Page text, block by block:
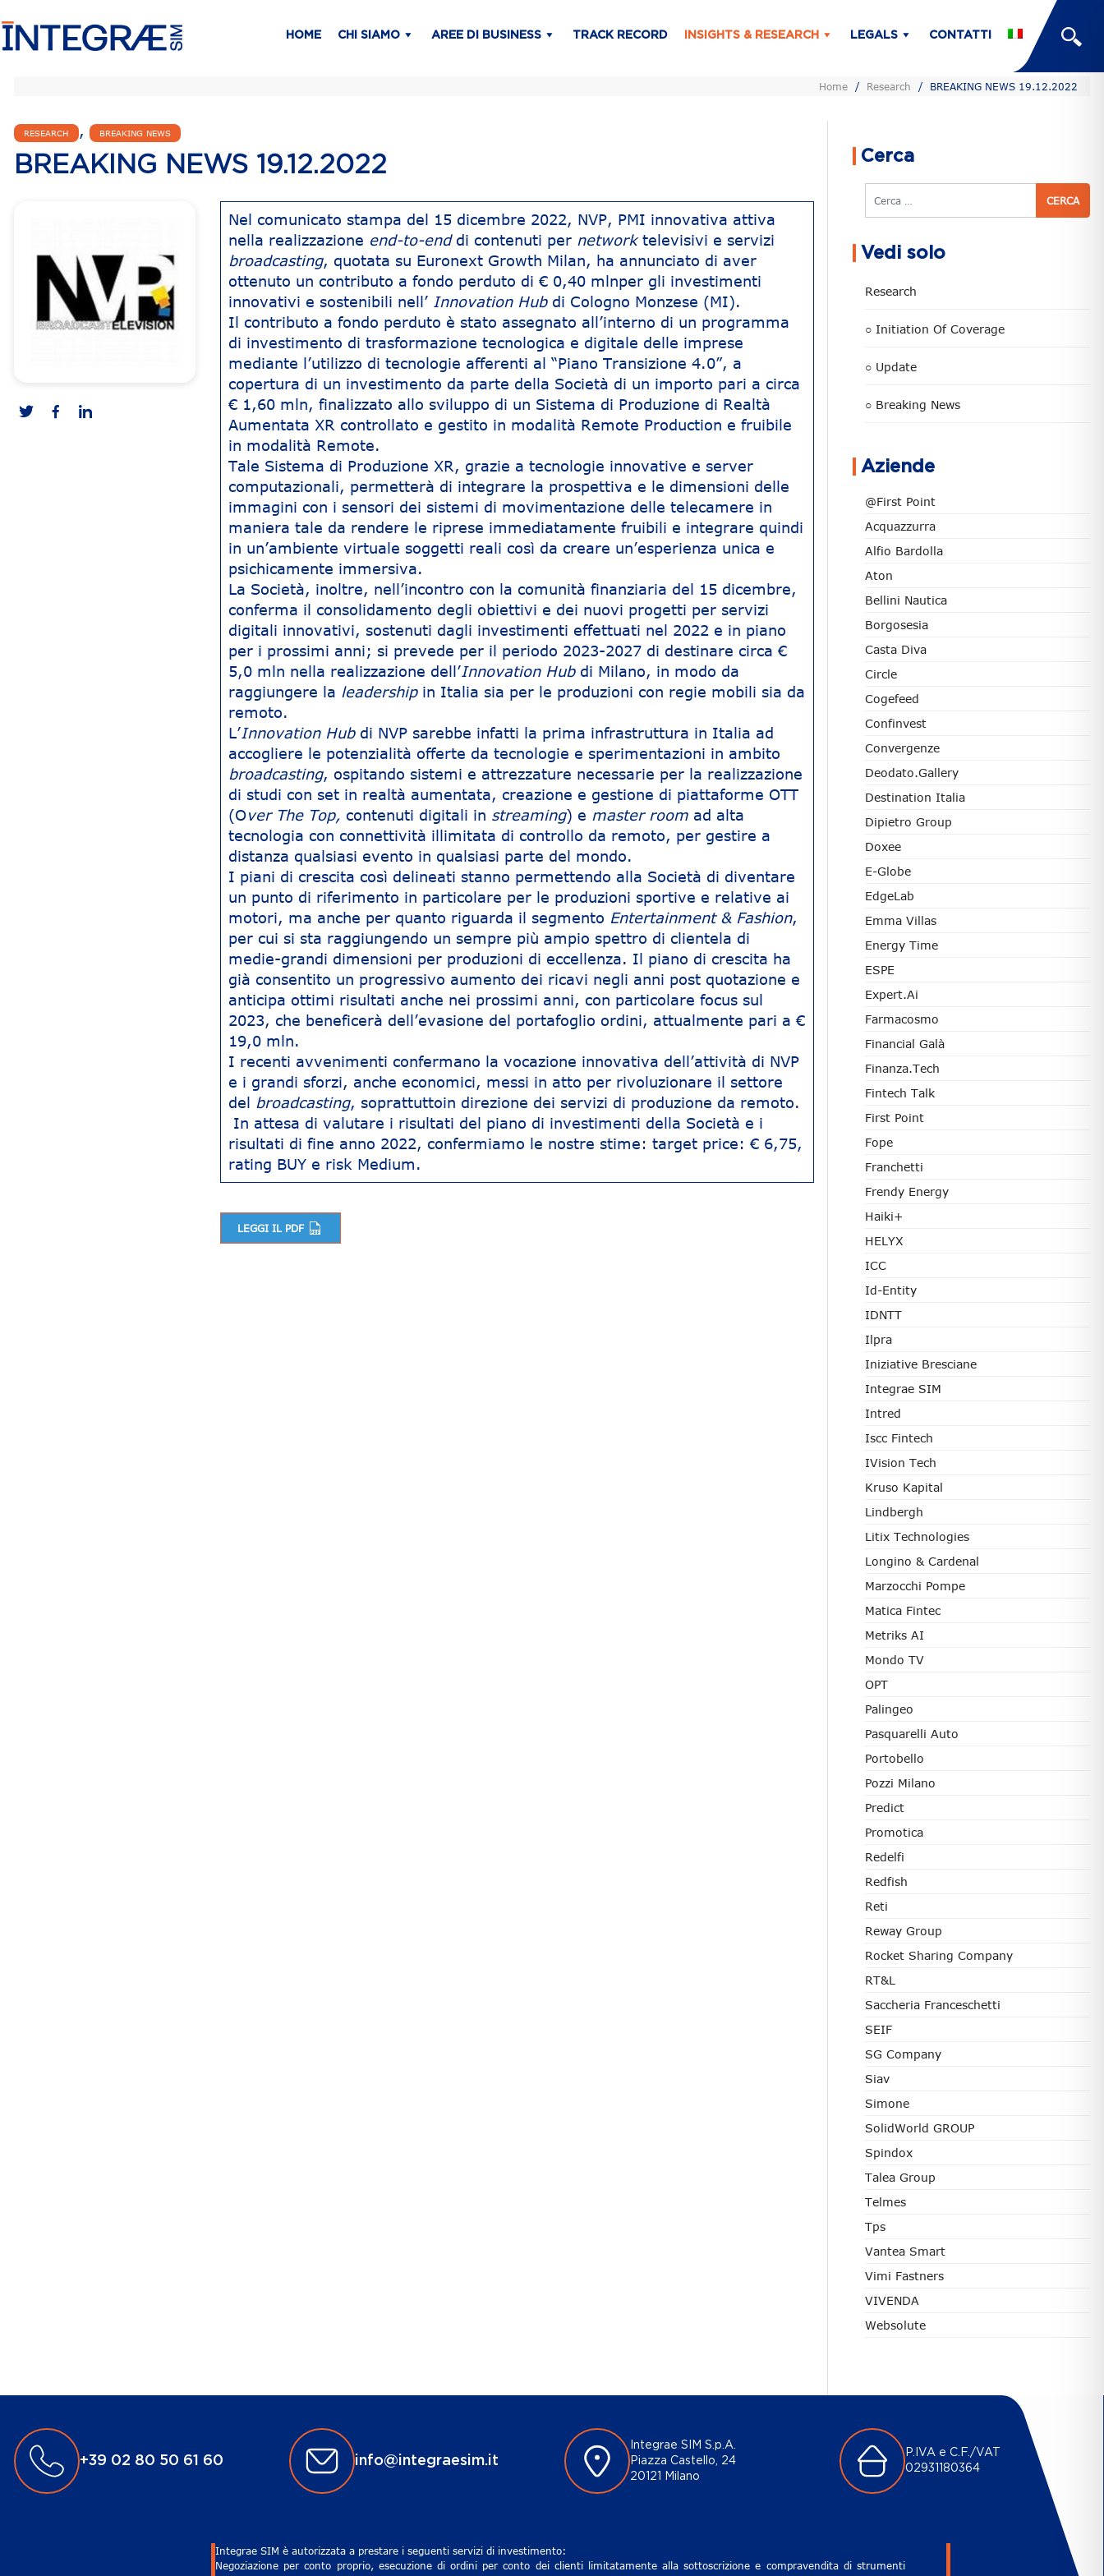
HOME CHI SIAMO AREE DI BUSINESS TRACK RECORD INSIGHTS & RESEARCH LEGALS CONTATTI
Home / Research / BREAKING NEWS 19.12.2022
RESEARCH , BREAKING NEWS
BREAKING NEWS 19.12.2022
Nel comunicato stampa del 15 dicembre 2022, NVP, PMI innovativa attiva
nella realizzazione end-to-enddi contenuti per networktelevisivi e servizi
broadcasting, quotata su Euronext Growth Milan, ha annunciato di aver
ottenuto un contributo a fondo perduto di € 0,40 mlnper gli investimenti
innovativi e sostenibili nell’ Innovation Hubdi Cologno Monzese (MI).
Il contributo a fondo perduto è stato assegnato all’interno di un programma
di investimento di trasformazione tecnologica e digitale delle imprese
mediante l’utilizzo di tecnologie afferenti al “Piano Transizione 4.0”, a
copertura di un investimento da parte della Società di un importo pari a circa
€ 1,60 mln, finalizzato allo sviluppo di un Sistema di Produzione di Realtà
Aumentata XR controllato e gestito in modalità Remote Production e fruibile
in modalità Remote.
Tale Sistema di Produzione XR, grazie a tecnologie innovative e server
computazionali, permetterà di integrare la prospettiva e le dimensioni delle
immagini con i sensori dei sistemi di movimentazione delle telecamere in
maniera tale da rendere le riprese immediatamente fruibili e integrare quindi
in un’ambiente virtuale soggetti reali così da creare un’esperienza unica e
psichicamente immersiva.
La Società, inoltre, nell’incontro con la comunità finanziaria del 15 dicembre,
conferma il consolidamento degli obiettivi e dei nuovi progetti per servizi
digitali innovativi, sostenuti dagli investimenti effettuati nel 2022 e in piano
per i prossimi anni; si prevede per il periodo 2023-2027 di destinare circa €
5,0 mln nella realizzazione dell’Innovation Hubdi Milano, in modo da
raggiungere la leadership in Italia sia per le produzioni con regie mobili sia da
remoto.
L’Innovation Hub di NVP sarebbe infatti la prima infrastruttura in Italia ad
accogliere le potenzialità offerte da tecnologie e sperimentazioni in ambito
broadcasting, ospitando sistemi e attrezzature necessarie per la realizzazione
di studi con set in realtà aumentata, creazione e gestione di piattaforme OTT
(Over The Top, contenuti digitali in streaming) e master room ad alta
tecnologia con connettività illimitata di controllo da remoto, per gestire a
distanza qualsiasi evento in qualsiasi parte del mondo.
I piani di crescita così delineati stanno permettendo alla Società di diventare
un punto di riferimento in particolare per le produzioni sportive e relative ai
motori, ma anche per quanto riguarda il segmento Entertainment & Fashion,
per cui si sta raggiungendo un sempre più ampio spettro di clientela di
medie-grandi dimensioni per produzioni di eccellenza. Il piano di crescita ha
già consentito un progressivo aumento dei ricavi negli anni post quotazione e
anticipa ottimi risultati anche nei prossimi anni, con particolare focus sul
2023, che beneficerà dell’evasione del portafoglio ordini, attualmente pari a €
19,0 mln.
I recenti avvenimenti confermano la vocazione innovativa dell’attività di NVP
e i grandi sforzi, anche economici, messi in atto per rivoluzionare il settore
del broadcasting, soprattuttoin direzione dei servizi di produzione da remoto.
In attesa di valutare i risultati del piano di investimenti della Società e i
risultati di fine anno 2022, confermiamo le nostre stime: target price: € 6,75,
rating BUY e risk Medium.
LEGGI IL PDF
Cerca
Cerca
Vedi solo
Research
○ Initiation Of Coverage
○ Update
○ Breaking News
Aziende
@First Point
Acquazzurra
Alfio Bardolla
Aton
Bellini Nautica
Borgosesia
Casta Diva
Circle
Cogefeed
Confinvest
Convergenze
Deodato.Gallery
Destination Italia
Dipietro Group
Doxee
E-Globe
EdgeLab
Emma Villas
Energy Time
ESPE
Expert.ai
Farmacosmo
Financial Galà
Finanza.tech
Fintech Talk
First Point
Fope
Franchetti
Frendy Energy
Haiki+
HELYX
ICC
Id-Entity
IDNTT
Ilpra
Iniziative Bresciane
Integrae SIM
Intred
Iscc Fintech
IVision Tech
Kruso Kapital
Lindbergh
Litix Technologies
Longino & Cardenal
Marzocchi Pompe
Matica Fintec
Metriks AI
Mondo TV
OPT
Palingeo
Pasquarelli Auto
Portobello
Pozzi Milano
Predict
Promotica
Redelfi
Redfish
Reti
Reway Group
Rocket Sharing Company
RT&L
Saccheria Franceschetti
SEIF
SG Company
Siav
Simone
SolidWorld GROUP
Spindox
Talea Group
Telmes
Tps
Vantea Smart
Vimi Fastners
VIVENDA
Websolute
+39 02 80 50 61 60 info@integraesim.it
Integrae SIM S.p.A.
Piazza Castello, 24
20121 Milano
P.IVA e C.F./VAT
02931180364
Integrae SIM è autorizzata a prestare i seguenti servizi di investimento:
Negoziazione per conto proprio, esecuzione di ordini per conto dei clienti limitatamente alla sottoscrizione e compravendita di strumenti